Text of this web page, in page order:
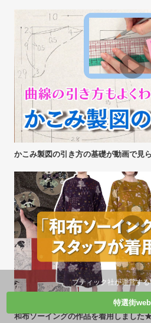
かこみ製図の引き方の基礎が動画で見
和布ソーイングの作品を着用しました
ブティック社が運営す
特選街web